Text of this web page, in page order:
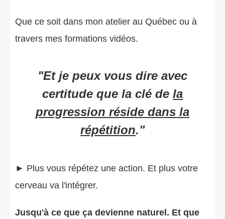
Que ce soit dans mon atelier au Québec ou à
travers mes formations vidéos.
"Et je peux vous dire avec
certitude que la clé de la
progression réside dans la
répétition."
► Plus vous répétez une action. Et plus votre
cerveau va l'intégrer.
Jusqu'à ce que ça devienne naturel. Et que